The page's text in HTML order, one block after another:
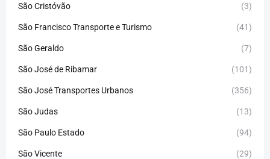
São Cristóvão (3)
São Francisco Transporte e Turismo (41)
São Geraldo (7)
São José de Ribamar (101)
São José Transportes Urbanos (356)
São Judas (13)
São Paulo Estado (94)
São Vicente (29)